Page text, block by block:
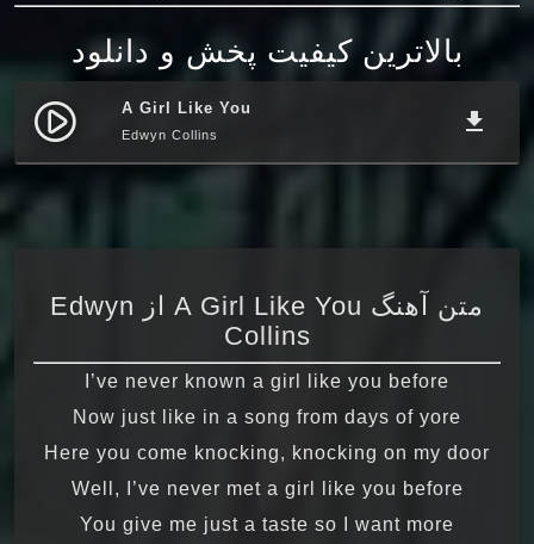
بالاترین کیفیت پخش و دانلود
play_circle_filled A Girl Like You
Edwyn Collins file_download
متن آهنگ A Girl Like You از Edwyn
Collins
I’ve never known a girl like you before
Now just like in a song from days of yore
Here you come knocking, knocking on my door
Well, I’ve never met a girl like you before
You give me just a taste so I want more